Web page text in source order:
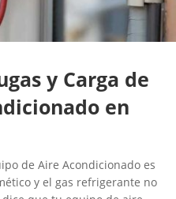
y Carga de
en
de Aire Acondicionado es
y el gas refrigerante no